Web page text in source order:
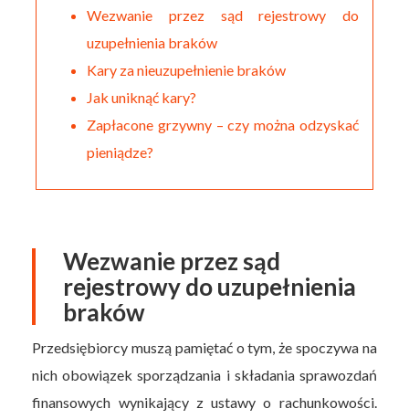
Wezwanie przez sąd rejestrowy do
uzupełnienia braków
Kary za nieuzupełnienie braków
Jak uniknąć kary?
Zapłacone grzywny – czy można odzyskać
pieniądze?
Wezwanie przez sąd
rejestrowy do uzupełnienia
braków
Przedsiębiorcy muszą pamiętać o tym, że spoczywa na
nich obowiązek sporządzania i składania sprawozdań
finansowych wynikający z ustawy o rachunkowości.